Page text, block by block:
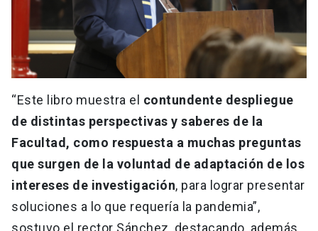
“Este libro muestra el contundente despliegue
de distintas perspectivas y saberes de la
Facultad, como respuesta a muchas preguntas
que surgen de la voluntad de adaptación de los
intereses de investigación, para lograr presentar
soluciones a lo que requería la pandemia”,
sostuvo el rector Sánchez, destacando, además,